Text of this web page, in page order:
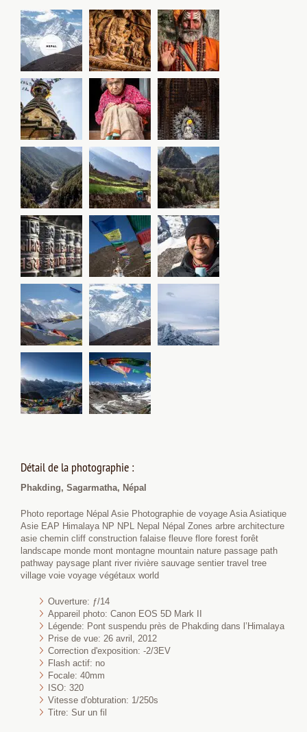
Détail de la photographie :
Phakding, Sagarmatha, Népal
Photo reportage Népal Asie Photographie de voyage Asia Asiatique
Asie EAP Himalaya NP NPL Nepal Népal Zones arbre architecture
asie chemin cliff construction falaise fleuve flore forest forêt
landscape monde mont montagne mountain nature passage path
pathway paysage plant river rivière sauvage sentier travel tree
village voie voyage végétaux world
Ouverture: ƒ/14
Appareil photo: Canon EOS 5D Mark II
Légende: Pont suspendu près de Phakding dans l’Himalaya
Prise de vue: 26 avril, 2012
Correction d'exposition: -2/3EV
Flash actif: no
Focale: 40mm
ISO: 320
Vitesse d'obturation: 1/250s
Titre: Sur un fil